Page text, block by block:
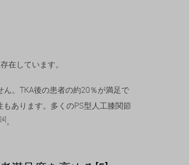
在しています。
。TKA後の患者の約20％が満足で
あります。多くのPS型人工膝関節
[4]。